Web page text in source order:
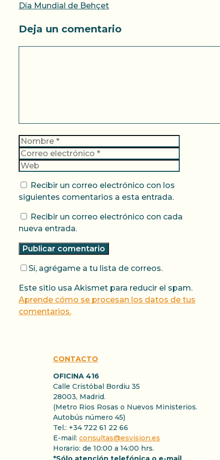
Día Mundial de Behçet
Deja un comentario
Nombre
Recibir un correo electrónico con los
siguientes comentarios a esta entrada.
Recibir un correo electrónico con cada
nueva entrada.
Sí, agrégame a tu lista de correos.
Este sitio usa Akismet para reducir el spam.
Aprende cómo se procesan los datos de tus
comentarios.
CONTACTO
OFICINA 416
Calle Cristóbal Bordiu 35
28003, Madrid.
(Metro Rios Rosas o Nuevos Ministerios.
Autobús número 45)
Tel.: +34 722 61 22 66
E-mail: consultas@esvision.es
Horario: de 10:00 a 14:00 hrs.